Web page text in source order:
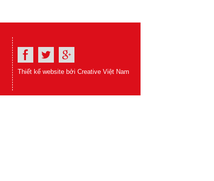
Thiết kế website bởi Creative Việt Nam